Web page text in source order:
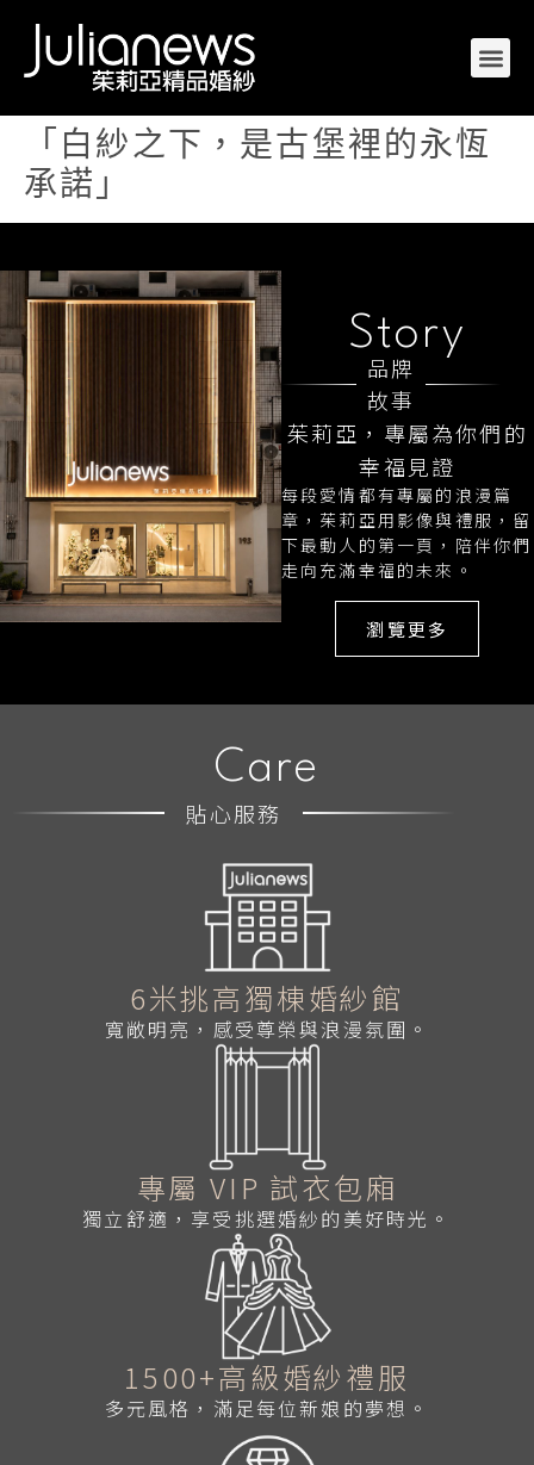
「白紗之下，是古堡裡的永恆
承諾」
Story
品牌
故事
茱莉亞，專屬為你們的
幸福見證
每段愛情都有專屬的浪漫篇
章，茱莉亞用影像與禮服，留
下最動人的第一頁，陪伴你們
走向充滿幸福的未來。
瀏覽更多
Care
貼心服務
6米挑高獨棟婚紗館
寬敞明亮，感受尊榮與浪漫氛圍。
專屬 VIP 試衣包廂
獨立舒適，享受挑選婚紗的美好時光。
1500+高級婚紗禮服
多元風格，滿足每位新娘的夢想。